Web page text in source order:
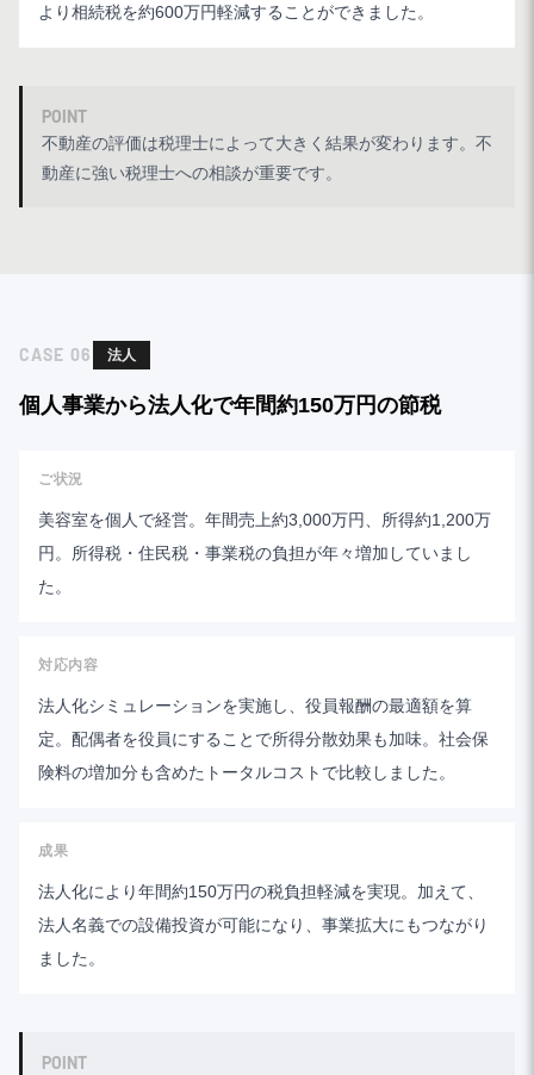
より相続税を約600万円軽減することができました。
POINT
不動産の評価は税理士によって大きく結果が変わります。不
動産に強い税理士への相談が重要です。
CASE 06 法人
個人事業から法人化で年間約150万円の節税
ご状況
美容室を個人で経営。年間売上約3,000万円、所得約1,200万
円。所得税・住民税・事業税の負担が年々増加していまし
た。
対応内容
法人化シミュレーションを実施し、役員報酬の最適額を算
定。配偶者を役員にすることで所得分散効果も加味。社会保
険料の増加分も含めたトータルコストで比較しました。
成果
法人化により年間約150万円の税負担軽減を実現。加えて、
法人名義での設備投資が可能になり、事業拡大にもつながり
ました。
POINT